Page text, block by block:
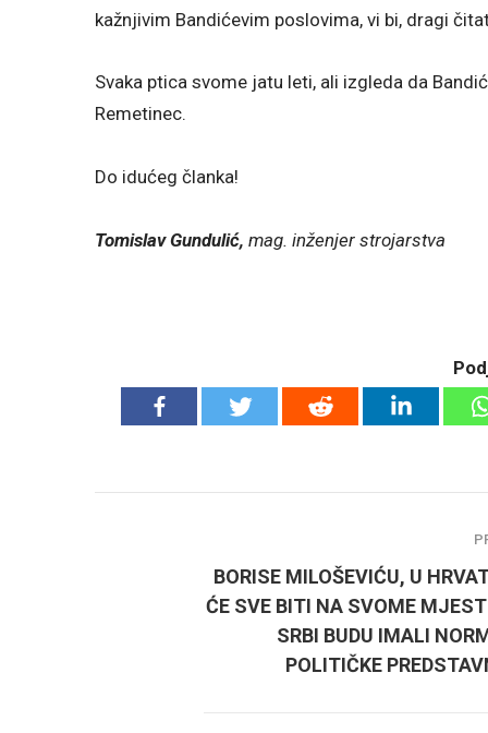
kažnjivim Bandićevim poslovima, vi bi, dragi
Svaka ptica svome jatu leti, ali izgleda da
Remetinec.
Do idućeg članka!
Tomislav Gundulić, mag. inženjer strojarstva
BORISE MILOŠEVIĆU, U
ĆE SVE BITI NA SVOME
SRBI BUDU IMALI
POLITIČKE